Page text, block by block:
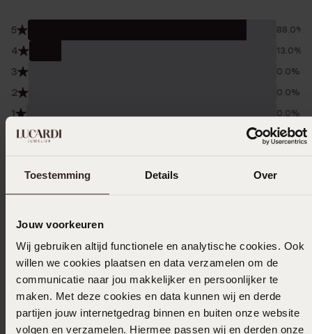
Toestemming Details Over
Jouw voorkeuren
Wij gebruiken altijd functionele en analytische cookies. Ook
willen we cookies plaatsen en data verzamelen om de
communicatie naar jou makkelijker en persoonlijker te
maken. Met deze cookies en data kunnen wij en derde
partijen jouw internetgedrag binnen en buiten onze website
volgen en verzamelen. Hiermee passen wij en derden onze
5 88.0%
4 13.0%
3 0.0%
2 0.0%
1 0.0%
11-08-2025 - Chaterah E.
Het was zo mooi en echt goede kwaliteit
voor een goedkope prijs